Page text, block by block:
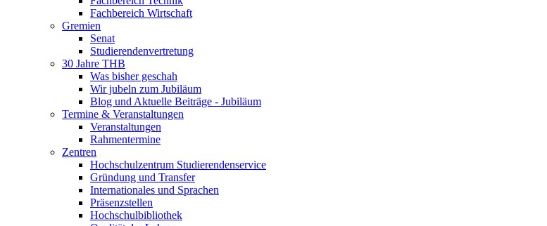
Fachbereich Wirtschaft
Gremien
Senat
Studierendenvertretung
30 Jahre THB
Was bisher geschah
Wir jubeln zum Jubiläum
Blog und Aktuelle Beiträge - Jubiläum
Termine & Veranstaltungen
Veranstaltungen
Rahmentermine
Zentren
Hochschulzentrum Studierendenservice
Gründung und Transfer
Internationales und Sprachen
Präsenzstellen
Hochschulbibliothek